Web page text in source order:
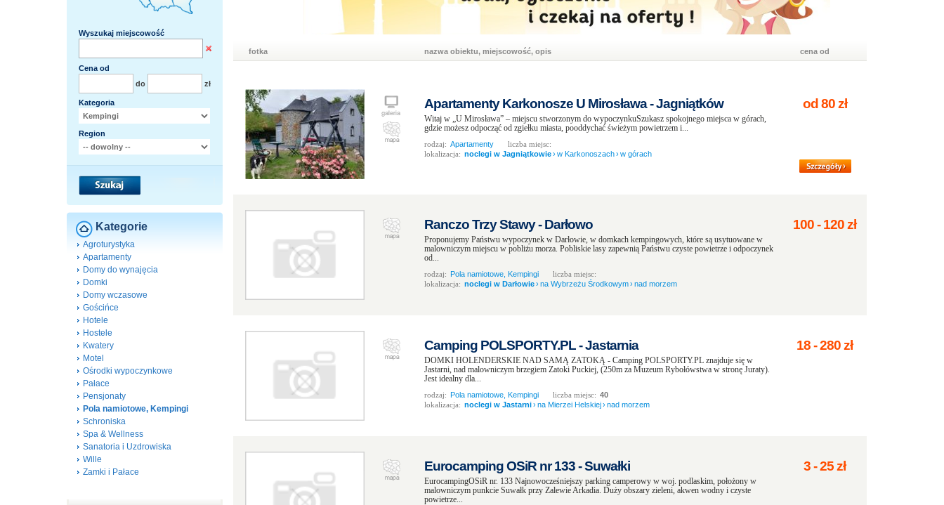
Wyszukaj miejscowość
Cena od
do
zł
Kategoria
Region
Kategorie
Agroturystyka
Apartamenty
Domy do wynajęcia
Domki
Domy wczasowe
Gościńce
Hotele
Hostele
Kwatery
Motel
Ośrodki wypoczynkowe
Pałace
Pensjonaty
Pola namiotowe, Kempingi
Schroniska
Spa & Wellness
Sanatoria i Uzdrowiska
Wille
Zamki i Pałace
fotka nazwa obiektu, miejscowość, opis cena od
Apartamenty Karkonosze U Mirosława - Jagniątków
Witaj w „U Mirosława” – miejscu stworzonym do wypoczynkuSzukasz spokojnego miejsca w górach,
gdzie możesz odpocząć od zgiełku miasta, pooddychać świeżym powietrzem i...
rodzaj: Apartamenty
liczba miejsc:
lokalizacja: noclegi w Jagniątkowie›w Karkonoszach›w górach
od 80zł
Ranczo Trzy Stawy - Darłowo
Proponujemy Państwu wypoczynek w Darłowie, w domkach kempingowych, które są usytuowane w
malowniczym miejscu w pobliżu morza. Pobliskie lasy zapewnią Państwu czyste powietrze i odpoczynek
od...
rodzaj: Pola namiotowe, Kempingi
liczba miejsc:
lokalizacja: noclegi w Darłowie›na Wybrzeżu Środkowym›nad morzem
100-120zł
Camping POLSPORTY.PL - Jastarnia
DOMKI HOLENDERSKIE NAD SAMĄ ZATOKĄ - Camping POLSPORTY.PL znajduje się w
Jastarni, nad malowniczym brzegiem Zatoki Puckiej, (250m za Muzeum Rybołówstwa w stronę Juraty).
Jest idealny dla...
rodzaj: Pola namiotowe, Kempingi liczba miejsc: 40
lokalizacja: noclegi w Jastarni›na Mierzei Helskiej›nad morzem
18-280zł
Eurocamping OSiR nr 133 - Suwałki
EurocampingOSiR nr. 133 Najnowocześniejszy parking camperowy w woj. podlaskim, położony w
malowniczym punkcie Suwałk przy Zalewie Arkadia. Duży obszary zieleni, akwen wodny i czyste
powietrze...
3-25zł